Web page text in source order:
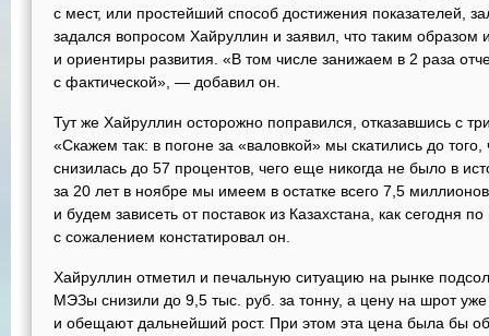
с мест, или простейший способ достижения показателей,
задался вопросом Хайруллин и заявил, что таким образом
и ориентиры развития. «В том числе занижаем в 2 раза
с фактической», — добавил он.
Тут же Хайруллин осторожно поправился, отказавшись с
«Скажем так: в погоне за «валовкой» мы скатились до
снизилась до 57 процентов, чего еще никогда не было в
за 20 лет в ноябре мы имеем в остатке всего 7,5
и будем зависеть от поставок из Казахстана, как сегодня
с сожалением констатировал он.
Хайруллин отметил и печальную ситуацию на рынке
МЭЗы снизили до 9,5 тыс. руб. за тонну, а цену на шрот
и обещают дальнейший рост. При этом эта цена была бы